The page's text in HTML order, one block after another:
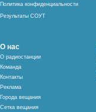
Политика конфиденциальности
Результаты СОУТ
О нас
О радиостанции
Команда
Контакты
Реклама
Города вещания
Сетка вещания